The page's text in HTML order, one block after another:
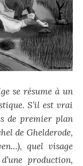
se résume à un
S’il est vrai
de premier plan
de Ghelderode,
quel visage
production,